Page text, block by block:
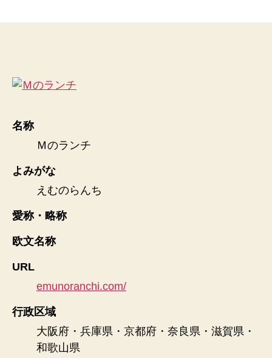
名称
Ｍのランチ
よみがな
えむのらんち
愛称・略称
欧文名称
URL
emunoranchi.com/
行政区域
大阪府・兵庫県・京都府・奈良県・滋賀県・
和歌山県